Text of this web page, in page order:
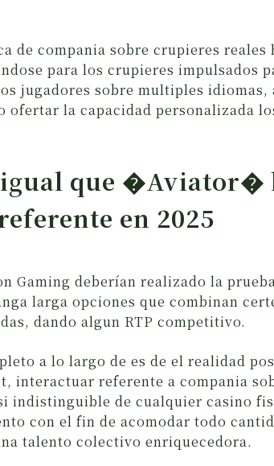
de compania sobre crupieres
para los crupieres impulsados
jugadores sobre multiples idiomas,
ofertar la capacidad personalizada
igual que �Aviator�
en 2025
Gaming deberían realizado la
larga opciones que combinan
dando algun RTP competitivo.
a lo largo de es de el realidad
interactuar referente a compania
indistinguible de cualquier casino
con el fin de acomodar todo
talento colectivo enriquecedora.